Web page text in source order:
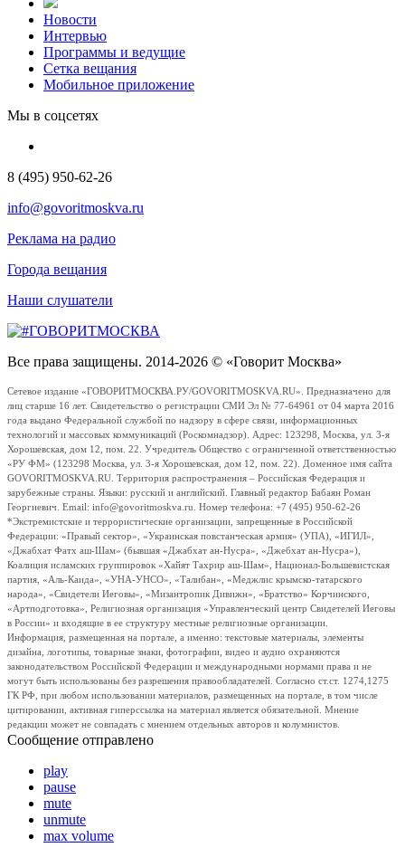
Новости
Интервью
Программы и ведущие
Сетка вещания
Мобильное приложение
Мы в соцсетях
8 (495) 950-62-26
info@govoritmoskva.ru
Реклама на радио
Города вещания
Наши слушатели
Все права защищены. 2014-2026 © «Говорит Москва»
Сетевое издание «ГОВОРИТМОСКВА.РУ/GOVORITMOSKVA.RU». Предназначено для
лиц старше 16 лет. Свидетельство о регистрации СМИ Эл № 77-64961 от 04 марта 2016
года выдано Федеральной службой по надзору в сфере связи, информационных
технологий и массовых коммуникаций (Роскомнадзор). Адрес: 123298, Москва, ул. 3-я
Хорошевская, дом 12, пом. 22. Учредитель Общество с ограниченной ответственностью
«РУ ФМ» (123298 Москва, ул. 3-я Хорошевская, дом 12, пом. 22). Доменное имя сайта
GOVORITMOSKVA.RU. Территория распространения – Российская Федерация и
зарубежные страны. Языки: русский и английский. Главный редактор Бабаян Роман
Георгиевич. Email: info@govoritmoskva.ru. Номер телефона: +7 (495) 950-62-26
*Экстремистские и террористические организации, запрещенные в Российской
Федерации: «Правый сектор», «Украинская повстанческая армия» (УПА), «ИГИЛ»,
«Джабхат Фатх аш-Шам» (бывшая «Джабхат ан-Нусра», «Джебхат ан-Нусра»),
Коалиция исламских группировок «Хайят Тахрир аш-Шам», Национал-Большевистская
партия, «Аль-Каида», «УНА-УНСО», «Талибан», «Меджлис крымско-татарского
народа», «Свидетели Иеговы», «Мизантропик Дивижн», «Братство» Корчинского,
«Артподготовка», Религиозная организация «Управленческий центр Свидетелей Иеговы
в России» и входящие в ее структуру местные религиозные организации.
Информация, размещенная на портале, а именно: текстовые материалы, элементы
дизайна, логотипы, товарные знаки, фотографии, видео и аудио охраняются
законодательством Российской Федерации и международными нормами права и не
могут быть использованы без разрешения правообладателей. Согласно ст.ст. 1274,1275
ГК РФ, при любом использовании материалов, размещенных на портале, в том числе
цитировании, активная гиперссылка на материал является обязательной. Мнение
редакции может не совпадать с мнением отдельных авторов и колумнистов.
Сообщение отправлено
play
pause
mute
unmute
max volume